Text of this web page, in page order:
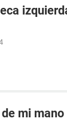
mi mano